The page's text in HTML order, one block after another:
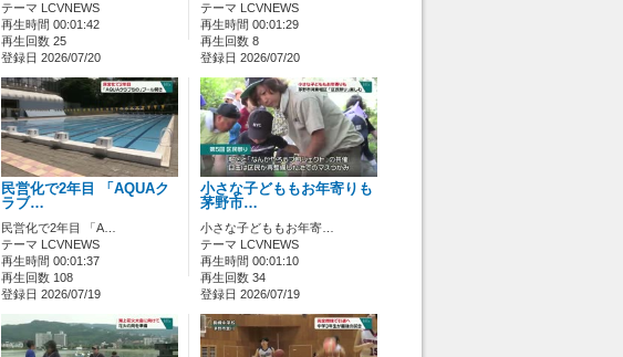
テーマ LCVNEWS
再生時間 00:01:42
再生回数 25
登録日 2026/07/20
テーマ LCVNEWS
再生時間 00:01:29
再生回数 8
登録日 2026/07/20
民営化で2年目 「AQUAク
ラブ…
民営化で2年目 「A…
テーマ LCVNEWS
再生時間 00:01:37
再生回数 108
登録日 2026/07/19
小さな子どももお年寄りも
茅野市…
小さな子どももお年寄…
テーマ LCVNEWS
再生時間 00:01:10
再生回数 34
登録日 2026/07/19